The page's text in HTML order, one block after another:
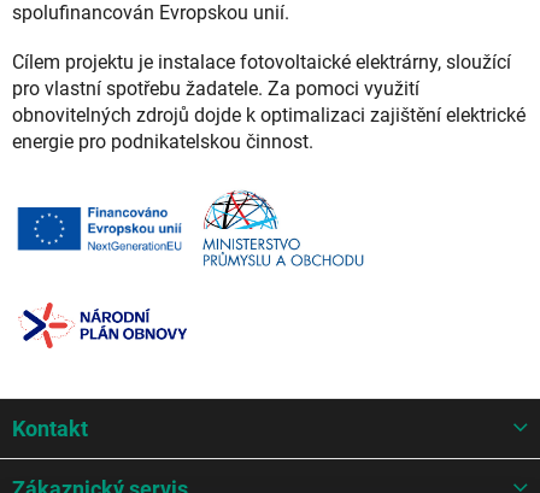
spolufinancován Evropskou unií.
Cílem projektu je instalace fotovoltaické elektrárny, sloužící
pro vlastní spotřebu žadatele. Za pomoci využití
obnovitelných zdrojů dojde k optimalizaci zajištění elektrické
energie pro podnikatelskou činnost.
p
Kontakt